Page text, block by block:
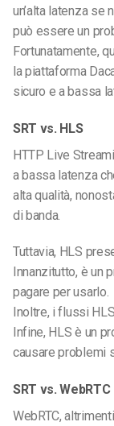
un’alta latenza se
può essere un
Fortunatamente,
la piattaforma
sicuro e a bassa
SRT vs. HLS
HTTP Live
a bassa latenza
alta qualità,
di banda.
Tuttavia, HLS
Innanzitutto, è un
pagare per usarlo.
Inoltre, i flussi
Infine, HLS è un
causare problemi
SRT vs. WebRTC
WebRTC,